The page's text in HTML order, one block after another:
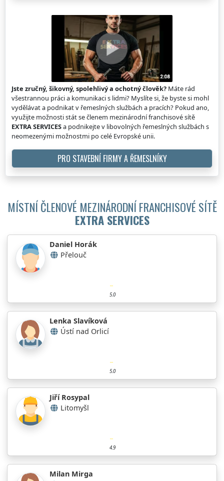
Jste zručný, šikovný, spolehlivý a ochotný člověk? Máte rád
všestrannou práci a komunikaci s lidmi? Myslíte si, že byste si mohl
vydělávat a podnikat v řemeslných službách a pracích? Pokud ano,
využijte možnosti stát se členem mezinárodní franchisové sítě
EXTRA SERVICESa podnikejte v libovolných řemeslných službách s
neomezenými možnostmi po celé Evropské unii.
PRO STAVEBNÍ FIRMY A ŘEMESLNÍKY
MÍSTNÍ ČLENOVÉ MEZINÁRODNÍ FRANCHISOVÉ SÍTĚ
EXTRA SERVICES
Daniel Horák
Přelouč
5.0
Lenka Slavíková
Ústí nad Orlicí
5.0
Jiří Rosypal
Litomyšl
4.9
Milan Mirga